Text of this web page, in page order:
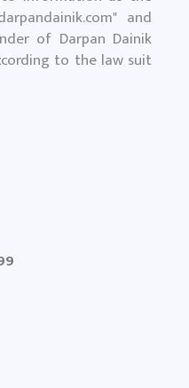
" and
of Darpan Dainik
to the law suit